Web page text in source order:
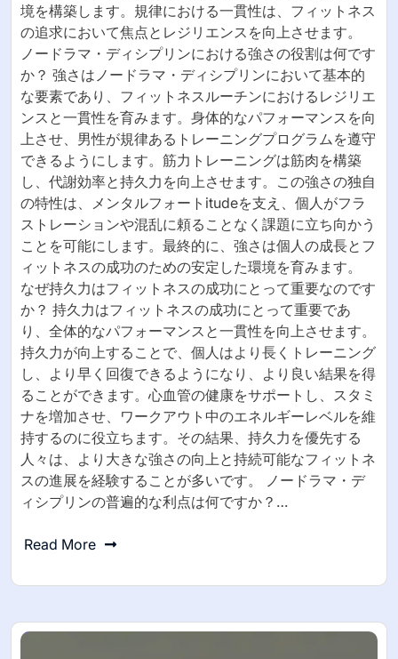
境を構築します。規律における一貫性は、フィットネス
の追求において焦点とレジリエンスを向上させます。
ノードラマ・ディシプリンにおける強さの役割は何です
か？ 強さはノードラマ・ディシプリンにおいて基本的
な要素であり、フィットネスルーチンにおけるレジリエ
ンスと一貫性を育みます。身体的なパフォーマンスを向
上させ、男性が規律あるトレーニングプログラムを遵守
できるようにします。筋力トレーニングは筋肉を構築
し、代謝効率と持久力を向上させます。この強さの独自
の特性は、メンタルフォートitudeを支え、個人がフラ
ストレーションや混乱に頼ることなく課題に立ち向かう
ことを可能にします。最終的に、強さは個人の成長とフ
ィットネスの成功のための安定した環境を育みます。
なぜ持久力はフィットネスの成功にとって重要なのです
か？ 持久力はフィットネスの成功にとって重要であ
り、全体的なパフォーマンスと一貫性を向上させます。
持久力が向上することで、個人はより長くトレーニング
し、より早く回復できるようになり、より良い結果を得
ることができます。心血管の健康をサポートし、スタミ
ナを増加させ、ワークアウト中のエネルギーレベルを維
持するのに役立ちます。その結果、持久力を優先する
人々は、より大きな強さの向上と持続可能なフィットネ
スの進展を経験することが多いです。 ノードラマ・デ
ィシプリンの普遍的な利点は何ですか？…
Read More